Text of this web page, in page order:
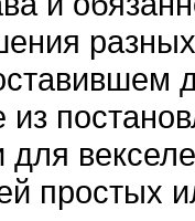
из
простых